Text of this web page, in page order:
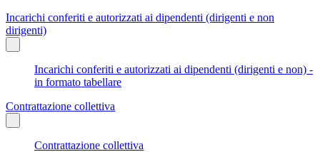
Incarichi conferiti e autorizzati ai dipendenti (dirigenti e non
dirigenti)
Incarichi conferiti e autorizzati ai dipendenti (dirigenti e non) -
in formato tabellare
Contrattazione collettiva
Contrattazione collettiva